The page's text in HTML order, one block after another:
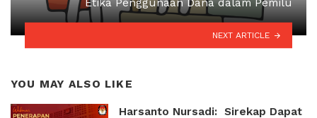
NEXT ARTICLE
YOU MAY ALSO LIKE
Harsanto Nursadi: Sirekap Dapat